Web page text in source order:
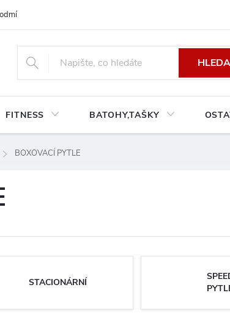
platné pro Českou a Slovenskou republiku
FITNESS BATOHY,TAŠKY
BOXOVACÍ PYTLE
STACIONÁRNÍ